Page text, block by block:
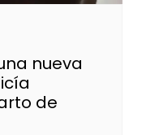
nueva
de